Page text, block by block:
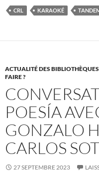
CRL KARAOKÉ
ACTUALITÉ DES BIBLIOTHÈQUES
FAIRE ?
POESÍA
GONZALO
CARLOS
27 SEPTEMBRE 2023